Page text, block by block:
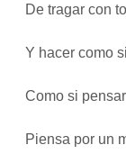
De tragar con
Y hacer como
Como si
Piensa por un